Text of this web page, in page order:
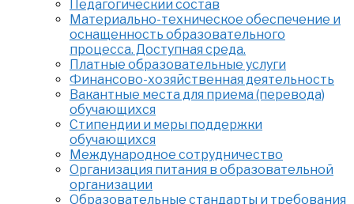
Педагогический состав
Материально-техническое обеспечение и
оснащенность образовательного
процесса. Доступная среда.
Платные образовательные услуги
Финансово-хозяйственная деятельность
Вакантные места для приема (перевода)
обучающихся
Стипендии и меры поддержки
обучающихся
Международное сотрудничество
Организация питания в образовательной
организации
Образовательные стандарты и требования